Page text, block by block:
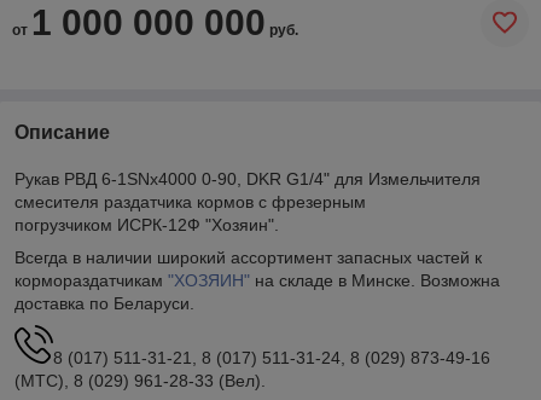
от 1 000 000 000 руб.
Описание
Рукав РВД 6-1SNx4000 0-90, DKR G1/4" для Измельчителя
смесителя раздатчика кормов с фрезерным
погрузчиком ИСРК-12Ф "Хозяин".
Всегда в наличии широкий ассортимент запасных частей к
кормораздатчикам "ХОЗЯИН" на складе в Минске. Возможна
доставка по Беларуси.
8 (017) 511-31-21, 8 (017) 511-31-24, 8 (029) 873-49-16
(МТС), 8 (029) 961-28-33 (Вел).